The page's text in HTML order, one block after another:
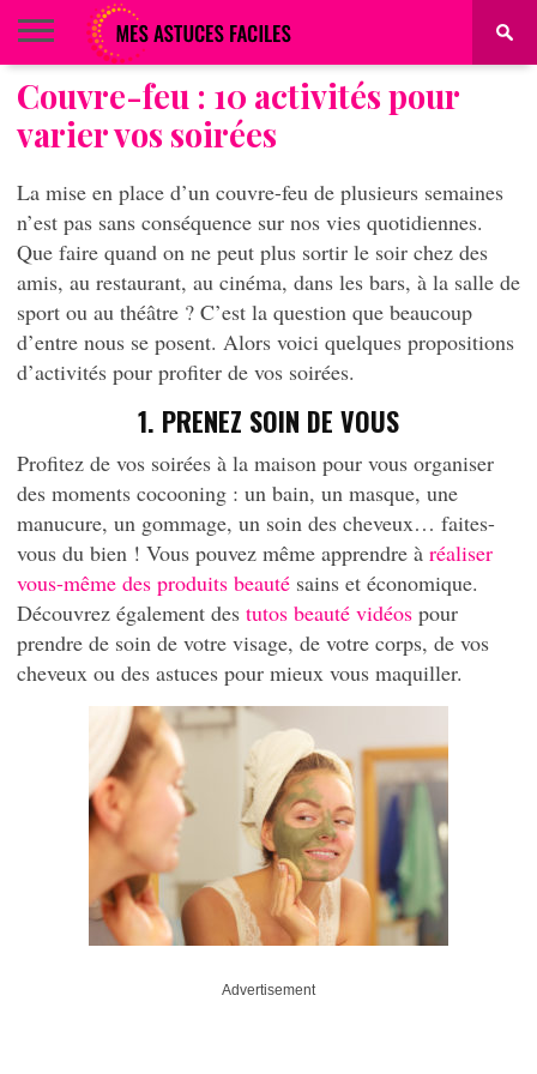
BEAUTÉ
COIFFURE
ALIMENTATION
MAQUILLAGE
MAISON
Couvre-feu : 10 activités pour
varier vos soirées
La mise en place d’un couvre-feu de plusieurs semaines
n’est pas sans conséquence sur nos vies quotidiennes.
Que faire quand on ne peut plus sortir le soir chez des
amis, au restaurant, au cinéma, dans les bars, à la salle de
sport ou au théâtre ? C’est la question que beaucoup
d’entre nous se posent. Alors voici quelques propositions
d’activités pour profiter de vos soirées.
1. PRENEZ SOIN DE VOUS
Profitez de vos soirées à la maison pour vous organiser
des moments cocooning : un bain, un masque, une
manucure, un gommage, un soin des cheveux… faites-
vous du bien ! Vous pouvez même apprendre à réaliser
vous-même des produits beauté sains et économique.
Découvrez également des tutos beauté vidéos pour
prendre de soin de votre visage, de votre corps, de vos
cheveux ou des astuces pour mieux vous maquiller.
Advertisement